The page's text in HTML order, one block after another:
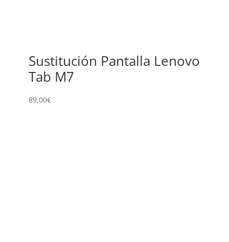
Sustitución Pantalla Lenovo
Tab M7
89,00€